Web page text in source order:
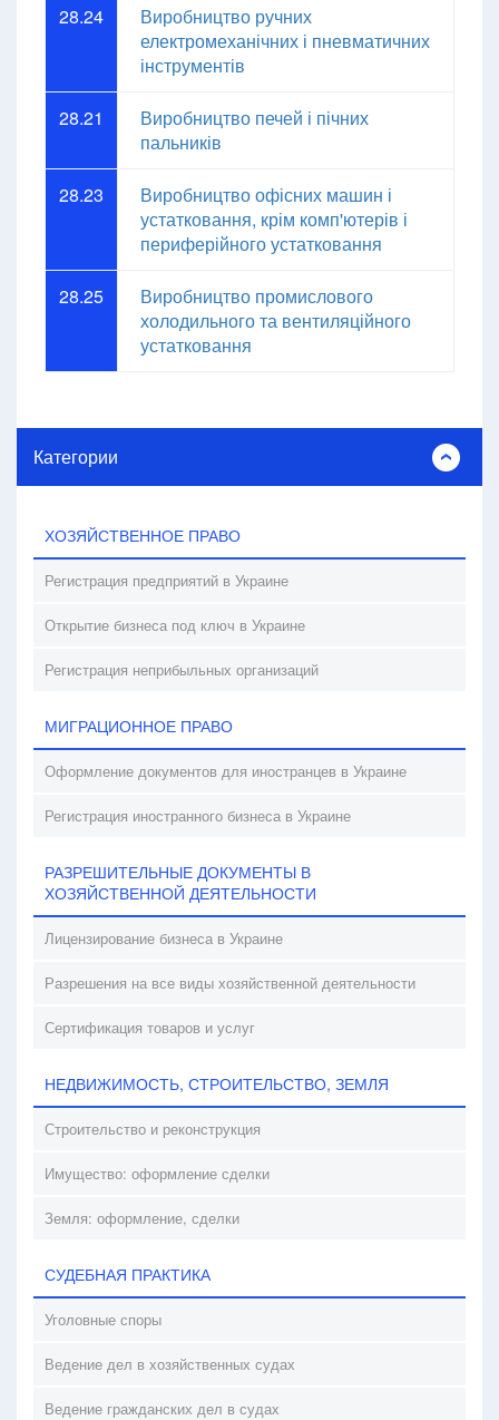
28.24
Виробництво ручних
електромеханічних і пневматичних
інструментів
28.21
Виробництво печей і пічних
пальників
28.23
Виробництво офісних машин і
устатковання, крім комп'ютерів і
периферійного устатковання
28.25
Виробництво промислового
холодильного та вентиляційного
устатковання
Категории
ХОЗЯЙСТВЕННОЕ ПРАВО
Регистрация предприятий в Украине
Открытие бизнеса под ключ в Украине
Регистрация неприбыльных организаций
МИГРАЦИОННОЕ ПРАВО
Оформление документов для иностранцев в Украине
Регистрация иностранного бизнеса в Украине
РАЗРЕШИТЕЛЬНЫЕ ДОКУМЕНТЫ В
ХОЗЯЙСТВЕННОЙ ДЕЯТЕЛЬНОСТИ
Лицензирование бизнеса в Украине
Разрешения на все виды хозяйственной деятельности
Сертификация товаров и услуг
НЕДВИЖИМОСТЬ, СТРОИТЕЛЬСТВО, ЗЕМЛЯ
Строительство и реконструкция
Имущество: оформление сделки
Земля: оформление, сделки
СУДЕБНАЯ ПРАКТИКА
Уголовные споры
Ведение дел в хозяйственных судах
Ведение гражданских дел в судах